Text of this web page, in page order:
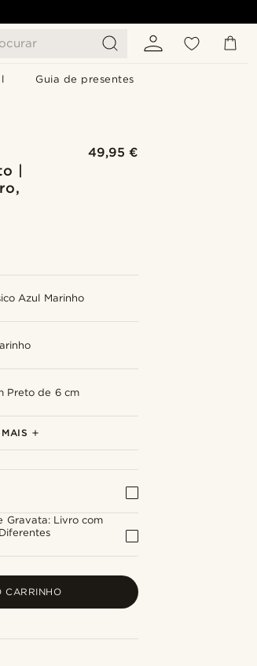
Guia de presentes
|
49,95 €
Azul Marinho
Preto de 6 cm
Polida
Gravata: Livro com
CARRINHO